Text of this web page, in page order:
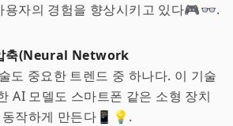
용자의 경험을 향상시키고 있다🎮👓.
축(Neural Network
도 중요한 트렌드 중 하나다. 이 기술
AI 모델도 스마트폰 같은 소형 장치
작하게 만든다📱💡.